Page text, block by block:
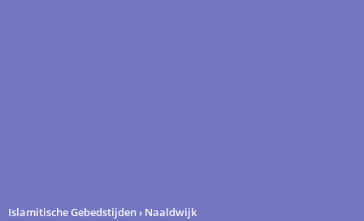
Islamitische Gebedstijden› Naaldwijk